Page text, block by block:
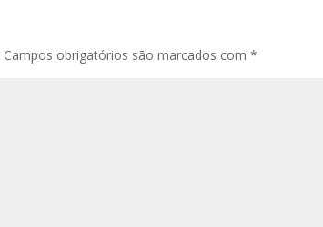
Campos obrigatórios são marcados com*